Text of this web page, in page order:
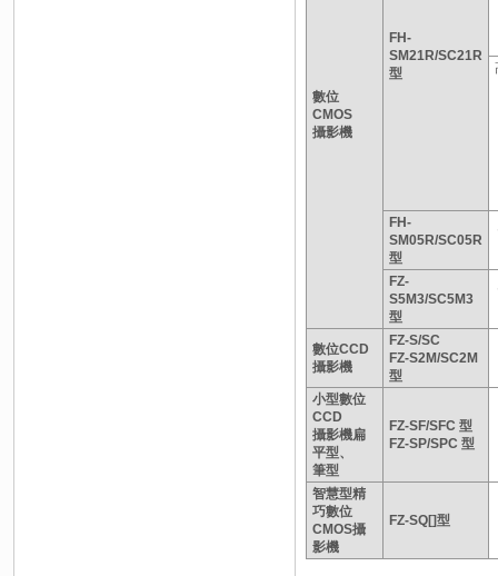
數位
CMOS
攝影機
FH-
SM21R/SC21R
型
FH-
SM05R/SC05R
型
FZ-
S5M3/SC5M3
型
數位CCD
攝影機
FZ-S/SC
FZ-S2M/SC2M
型
小型數位
CCD
攝影機扁
平型、
筆型
FZ-SF/SFC 型
FZ-SP/SPC 型
智慧型精
巧數位
CMOS攝
影機
FZ-SQ[]型